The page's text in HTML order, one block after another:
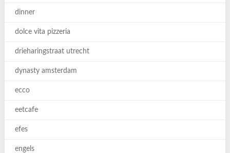
dinner
dolce vita pizzeria
drieharingstraat utrecht
dynasty amsterdam
ecco
eetcafe
efes
engels